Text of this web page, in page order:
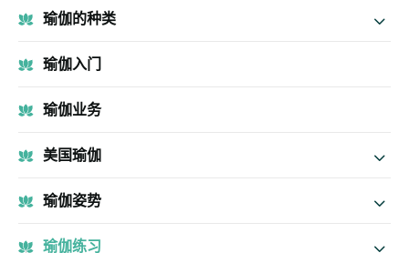
瑜伽的种类
瑜伽入门
瑜伽业务
美国瑜伽
瑜伽姿势
瑜伽练习